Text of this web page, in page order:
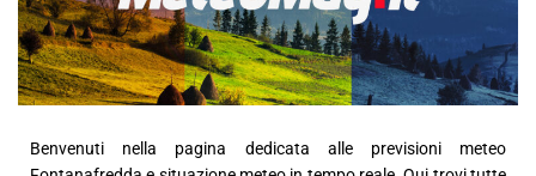
Benvenuti nella pagina dedicata alle previsioni meteo